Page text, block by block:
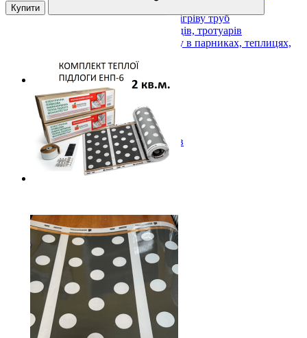
Нагрівальні кабелі для обігріву труб
Обігрів майданчиків, сходів, тротуарів
Кабелі для обігріву ґрунту в парниках, теплицях,
Показати усі Вуличний обігрів
Товари для життя
Для дому
Для прохолоди
Для спорту
Для авто
Для домашніх улюбленців
Для подорожей
Показати усі Товари для життя
Товари при блєкауті
Купити